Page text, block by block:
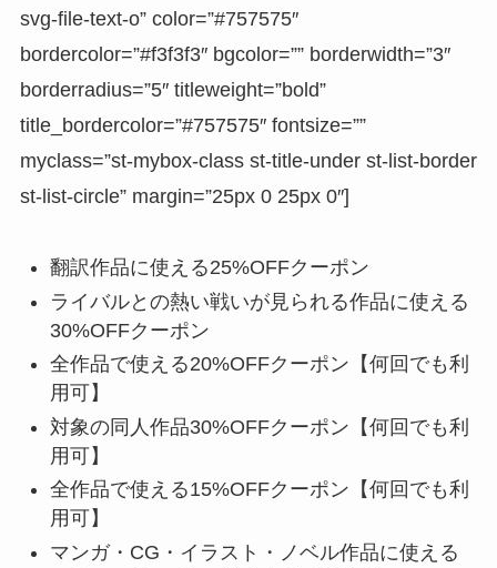
svg-file-text-o” color=”#757575″
bordercolor=”#f3f3f3″ bgcolor=”” borderwidth=”3″
borderradius=”5″ titleweight=”bold”
title_bordercolor=”#757575″ fontsize=””
myclass=”st-mybox-class st-title-under st-list-border
st-list-circle” margin=”25px 0 25px 0″]
翻訳作品に使える25%OFFクーポン
ライバルとの熱い戦いが見られる作品に使える
30%OFFクーポン
全作品で使える20%OFFクーポン【何回でも利
用可】
対象の同人作品30%OFFクーポン【何回でも利
用可】
全作品で使える15%OFFクーポン【何回でも利
用可】
マンガ・CG・イラスト・ノベル作品に使える